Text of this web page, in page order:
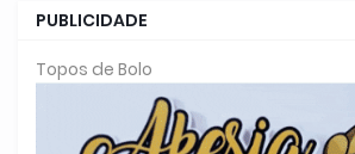
PUBLICIDADE
Topos de Bolo